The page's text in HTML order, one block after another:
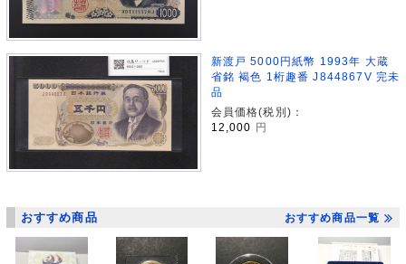
新渡戸 5000円紙幣 1993年 大蔵
省銘 褐色 1桁趣番 J844867V 完未
品
会員価格(税別)：
12,000 円
おすすめ商品 おすすめ商品一覧